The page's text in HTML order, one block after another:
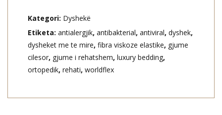
Kategori: Dyshekë
Etiketa: antialergjik, antibakterial, antiviral, dyshek,
dysheket me te mire, fibra viskoze elastike, gjume
cilesor, gjume i rehatshem, luxury bedding,
ortopedik, rehati, worldflex